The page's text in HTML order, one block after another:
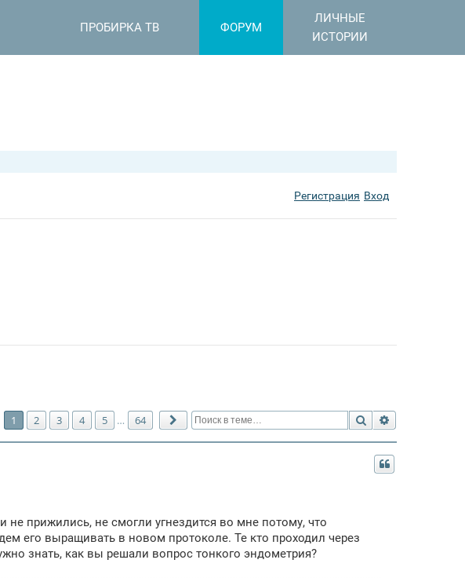
ПРОБИРКА ТВ ФОРУМ
ЛИЧНЫЕ
ИСТОРИИ
Регистрация Вход
Поиск
Страница из
1 2 3 4 5 … 64 След.
прижились, не смогли угнездится во мне потому, что
его выращивать в новом протоколе. Те кто проходил через
знать, как вы решали вопрос тонкого эндометрия?